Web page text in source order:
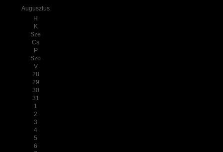
Augusztus
H
K
Sze
Cs
P
Szo
V
28
29
30
31
1
2
3
4
5
6